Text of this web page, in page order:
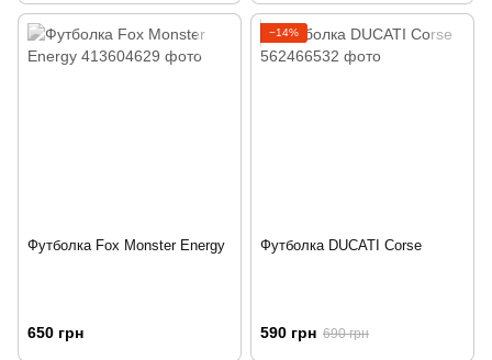
Футболка Fox Monster Energy
650 грн
−14%
Футболка DUCATI Corse
590 грн 690 грн